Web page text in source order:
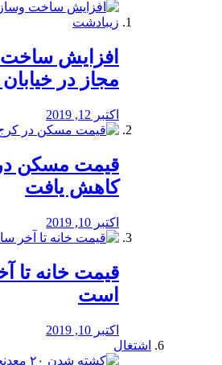
افزایش ساخت
مجاز در
اکتبر 12, 2019
کاهش یافت
اکتبر 10, 2019
قیمت خانه تا
است
اکتبر 10, 2019
اشتغال